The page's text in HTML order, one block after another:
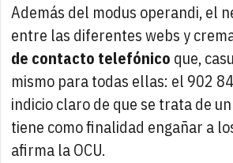
Además del modus operandi, el
entre las diferentes webs y
de contacto telefónico que,
mismo para todas ellas: el 902
indicio claro de que se trata de
tiene como finalidad engañar a
afirma la OCU.